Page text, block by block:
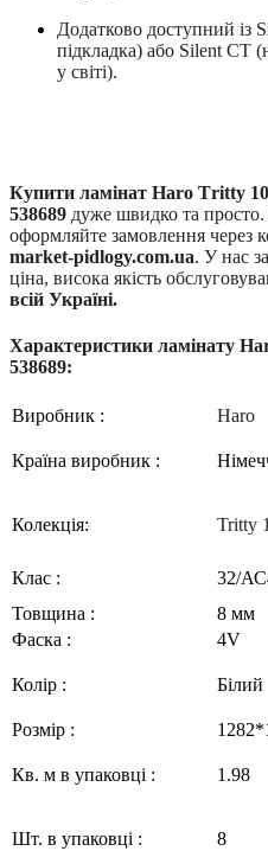
Додатково доступний із
підкладка) або Silent CT
у світі).
Купити ламінат Haro Tritty
538689 дуже швидко та просто.
оформляйте замовлення через
market-pidlogy.com.ua. У нас
ціна, висока якість
всій Україні.
Характеристики ламінату
538689:
Виробник : Haro
Країна виробник :
Колекція: Tritty
Клас : 32/АС
Товщина :
8 мм
Фаска :
4V
Колір : Білий
Розмір :
Кв. м в упаковці : 1.98
Шт. в упаковці : 8